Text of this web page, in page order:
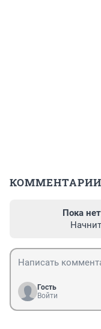
КОММЕНТАРИИ
Пока
Гость
Войти